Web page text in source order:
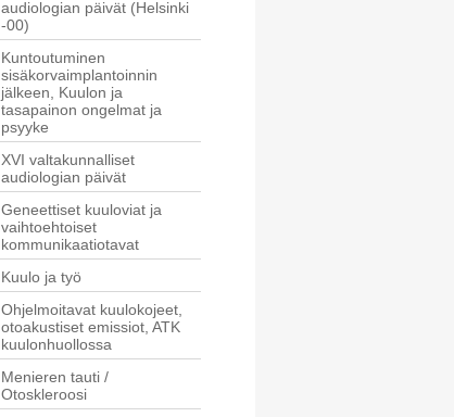
audiologian päivät (Helsinki
-00)
Kuntoutuminen
sisäkorvaimplantoinnin
jälkeen, Kuulon ja
tasapainon ongelmat ja
psyyke
XVI valtakunnalliset
audiologian päivät
Geneettiset kuuloviat ja
vaihtoehtoiset
kommunikaatiotavat
Kuulo ja työ
Ohjelmoitavat kuulokojeet,
otoakustiset emissiot, ATK
kuulonhuollossa
Menieren tauti /
Otoskleroosi